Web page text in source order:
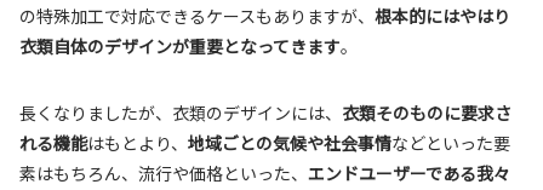
の特殊加工で対応できるケースもありますが、 根本的にはやはり
衣類自体のデザインが重要となってきます。
長くなりましたが、衣類のデザインには、 衣類そのものに要求さ
れる機能はもとより、 地域ごとの気候や社会事情などといった要
素はもちろん、流行や価格といった、 エンドユーザーである我々